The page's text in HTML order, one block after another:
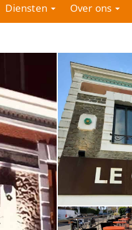
Diensten Over ons